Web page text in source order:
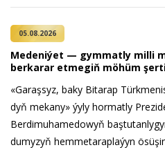
05.08.2026
Me­de­ni­ýet — gym­mat­ly milli
ber­ka­rar et­me­giň mö­hüm
«Ga­raş­syz, ba­ky Bi­ta­rap
dyň me­ka­ny» ýy­ly hor­mat­ly
Berdimuhamedowyň
du­my­zyň hem­me­ta­rap­la­ýyn